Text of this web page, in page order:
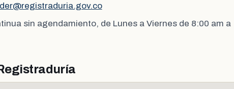
sin agendamiento, de Lunes a Viernes de 8:00 am a